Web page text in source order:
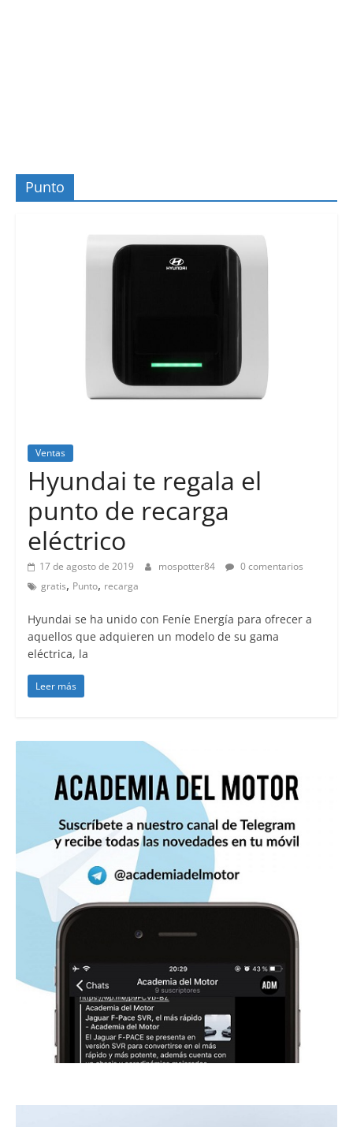
Punto
Ventas
Hyundai te regala el
punto de recarga
eléctrico
17 de agosto de 2019 mospotter84
0 comentarios
gratis, Punto, recarga
Hyundai se ha unido con Feníe Energía para ofrecer a
aquellos que adquieren un modelo de su gama
eléctrica, la
Leer más